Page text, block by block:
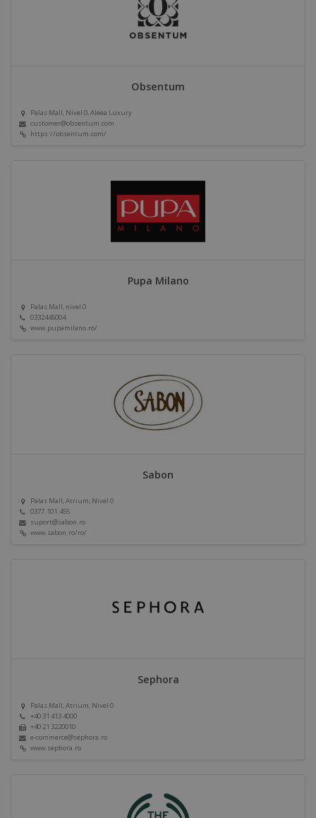
Obsentum
Palas Mall, Nivel 0, Aleea Luxury
customer@obsentum.com
https://obsentum.com/
Pupa Milano
Palas Mall, nivel 0
0332445004
www.pupamilano.ro/
Sabon
Palas Mall, Atrium, Nivel 0
0377.101.455
suport@sabon.ro
www.sabon.ro/ro/
Sephora
Palas Mall, Atrium, Nivel 0
+40 31 413 4000
+40 21 3220010
e-commerce@sephora.ro
www.sephora.ro